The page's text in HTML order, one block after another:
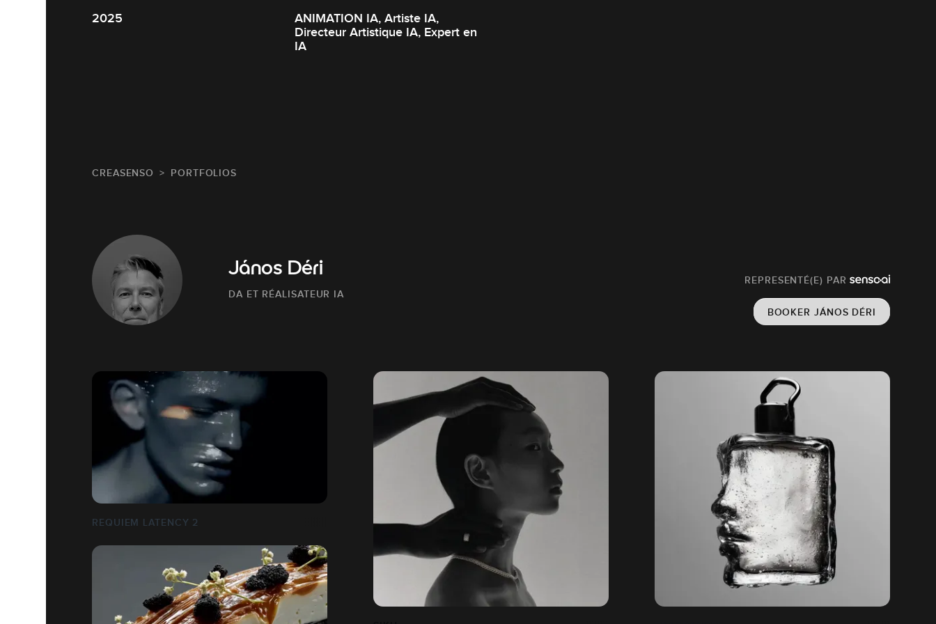
2025
ANIMATION IA, Artiste IA,
Directeur Artistique IA, Expert en
IA
CREASENSO PORTFOLIOS
János Déri
DA ET RÉALISATEUR IA
REPRESENTÉ(E) PAR
BOOKER JÁNOS DÉRI
REQUIEM LATENCY 2